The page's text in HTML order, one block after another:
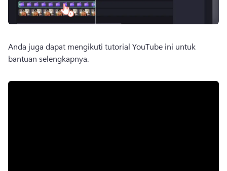
Anda juga dapat mengikuti tutorial YouTube ini untuk
bantuan selengkapnya.